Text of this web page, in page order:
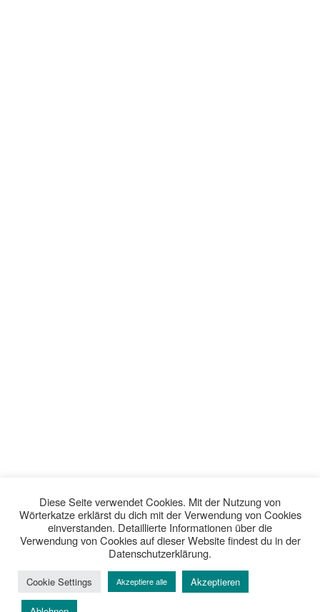
Diese Seite verwendet Cookies. Mit der Nutzung von
Wörterkatze erklärst du dich mit der Verwendung von Cookies
einverstanden. Detaillierte Informationen über die
Verwendung von Cookies auf dieser Website findest du in der
Datenschutzerklärung.
Cookie Settings Akzeptiere alle Akzeptieren